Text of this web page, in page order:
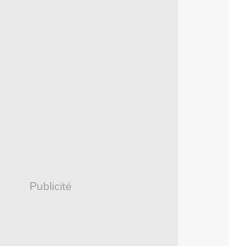
Publicité